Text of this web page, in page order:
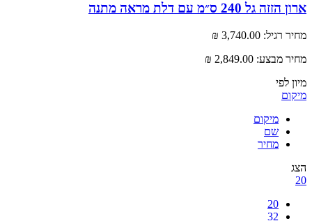
240 ס״מ עם דלת מראה מתנה
רגיל: 3,740.00 ₪
מבצע: 2,849.00 ₪
מיקום
שם
מחיר